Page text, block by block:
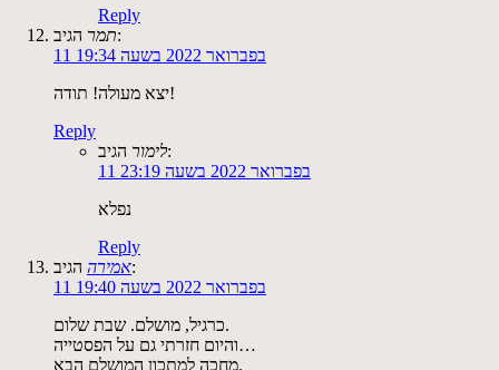
Reply
תמרהגיב:
11 בפברואר 2022 בשעה 19:34
יצא מעולה! תודה!
Reply
לימורהגיב:
11 בפברואר 2022 בשעה 23:19
נפלא
Reply
אמירההגיב:
11 בפברואר 2022 בשעה 19:40
כרגיל, מושלם. שבת שלום.
והיום חזרתי גם על הפסטייה…
מחכה למתכון המושלם הבא.